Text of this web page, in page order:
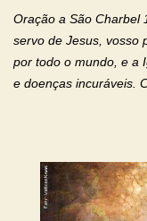
santidade. Glória…
Filho, que foi
de te...
Oração a São Charbel
servo de Jesus, vosso
por todo o mundo, e a
e doenças incuráveis.
Queremos sempre
e invocar-vos como
bem de nossas